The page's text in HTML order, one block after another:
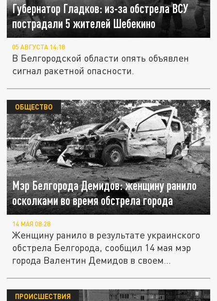
Губернатор Гладков: из-за обстрела ВСУ
пострадали 5 жителей Шебекино
05 АВГУСТА 14:18
В Белгородской области опять объявлен
сигнал ракетной опасности.
Мэр Белгорода Демидов: женщину ранило
осколками во время обстрела города
ОБЩЕСТВО
14 МАЯ 08:28
Женщину ранило в результате украинского
обстрела Белгорода, сообщил 14 мая мэр
города Валентин Демидов в своем...
ПРОИСШЕСТВИЯ